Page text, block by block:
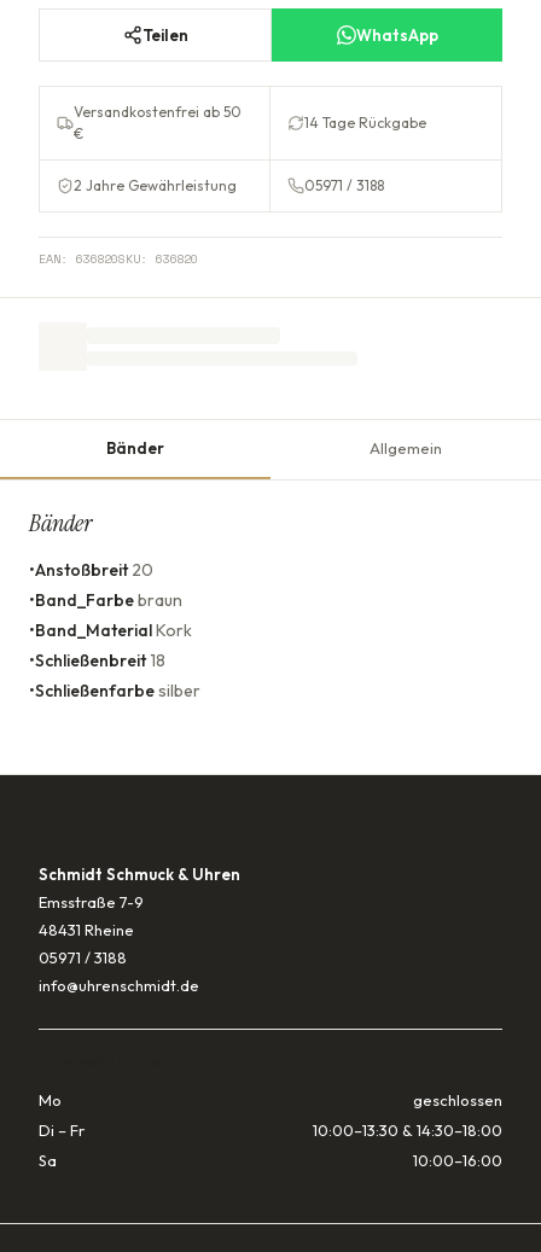
Teilen WhatsApp
Versandkostenfrei ab 50
€
14 Tage Rückgabe
2 Jahre Gewährleistung 05971 / 3188
EAN: 636820SKU: 636820
Bänder Allgemein
Bänder
•Anstoßbreit 20
•Band_Farbebraun
•Band_MaterialKork
•Schließenbreit18
•Schließenfarbesilber
Schmidt Schmuck & Uhren
Emsstraße 7-9
48431 Rheine
05971 / 3188
info@uhrenschmidt.de
Mo
geschlossen
Di – Fr
10:00–13:30 & 14:30–18:00
Sa
10:00–16:00